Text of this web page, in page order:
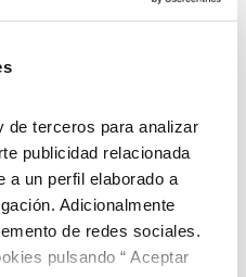
de terceros para analizar
publicidad relacionada
a un perfil elaborado a
Adicionalmente
de redes sociales.
pulsando “ Aceptar